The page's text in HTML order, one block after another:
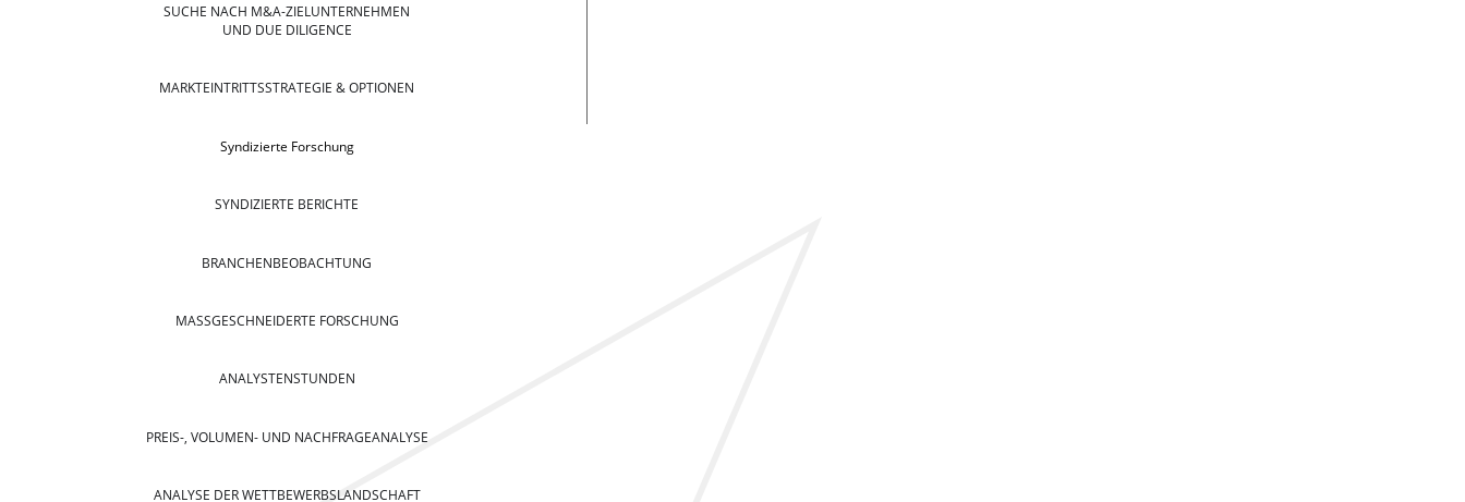
SUCHE NACH M&A-ZIELUNTERNEHMEN
UND DUE DILIGENCE
MARKTEINTRITTSSTRATEGIE & OPTIONEN
Syndizierte Forschung
SYNDIZIERTE BERICHTE
BRANCHENBEOBACHTUNG
MASSGESCHNEIDERTE FORSCHUNG
ANALYSTENSTUNDEN
PREIS-, VOLUMEN- UND NACHFRAGEANALYSE
ANALYSE DER WETTBEWERBSLANDSCHAFT